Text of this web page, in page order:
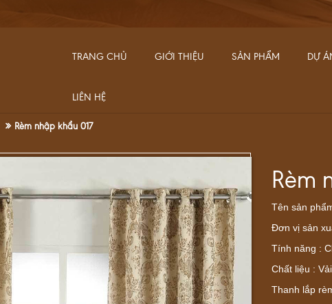
TRANG CHỦ GIỚI THIỆU SẢN PHẨM DỰ
LIÊN HỆ
Rèm nhập khẩu 017
Rèm
Tên sản
Đơn vị sản
Tính năng :
Chất liệu :
Thanh lắp